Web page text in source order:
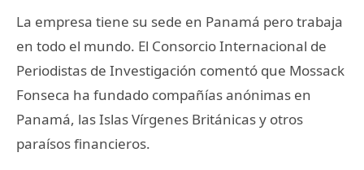
La empresa tiene su sede en Panamá pero trabaja
en todo el mundo. El Consorcio Internacional de
Periodistas de Investigación comentó que Mossack
Fonseca ha fundado compañías anónimas en
Panamá, las Islas Vírgenes Británicas y otros
paraísos financieros.